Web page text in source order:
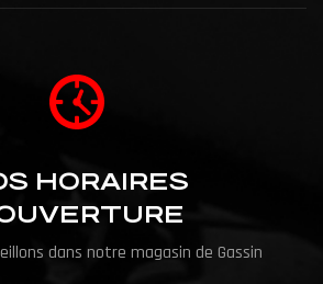
HORAIRES
dans notre magasin de Gassin